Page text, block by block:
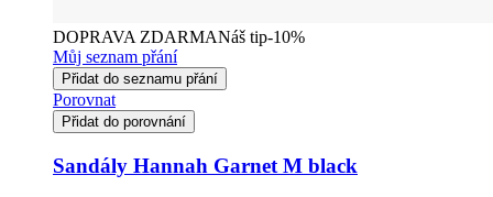
DOPRAVA ZDARMANáš tip-10%
Můj seznam přání
Přidat do seznamu přání
Porovnat
Přidat do porovnání
Sandály Hannah Garnet M black